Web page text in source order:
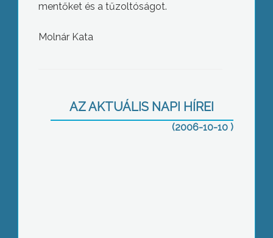
mentőket és a tűzoltóságot.
Molnár Kata
AZ AKTUÁLIS NAPI HÍREI
(2006-10-10 )